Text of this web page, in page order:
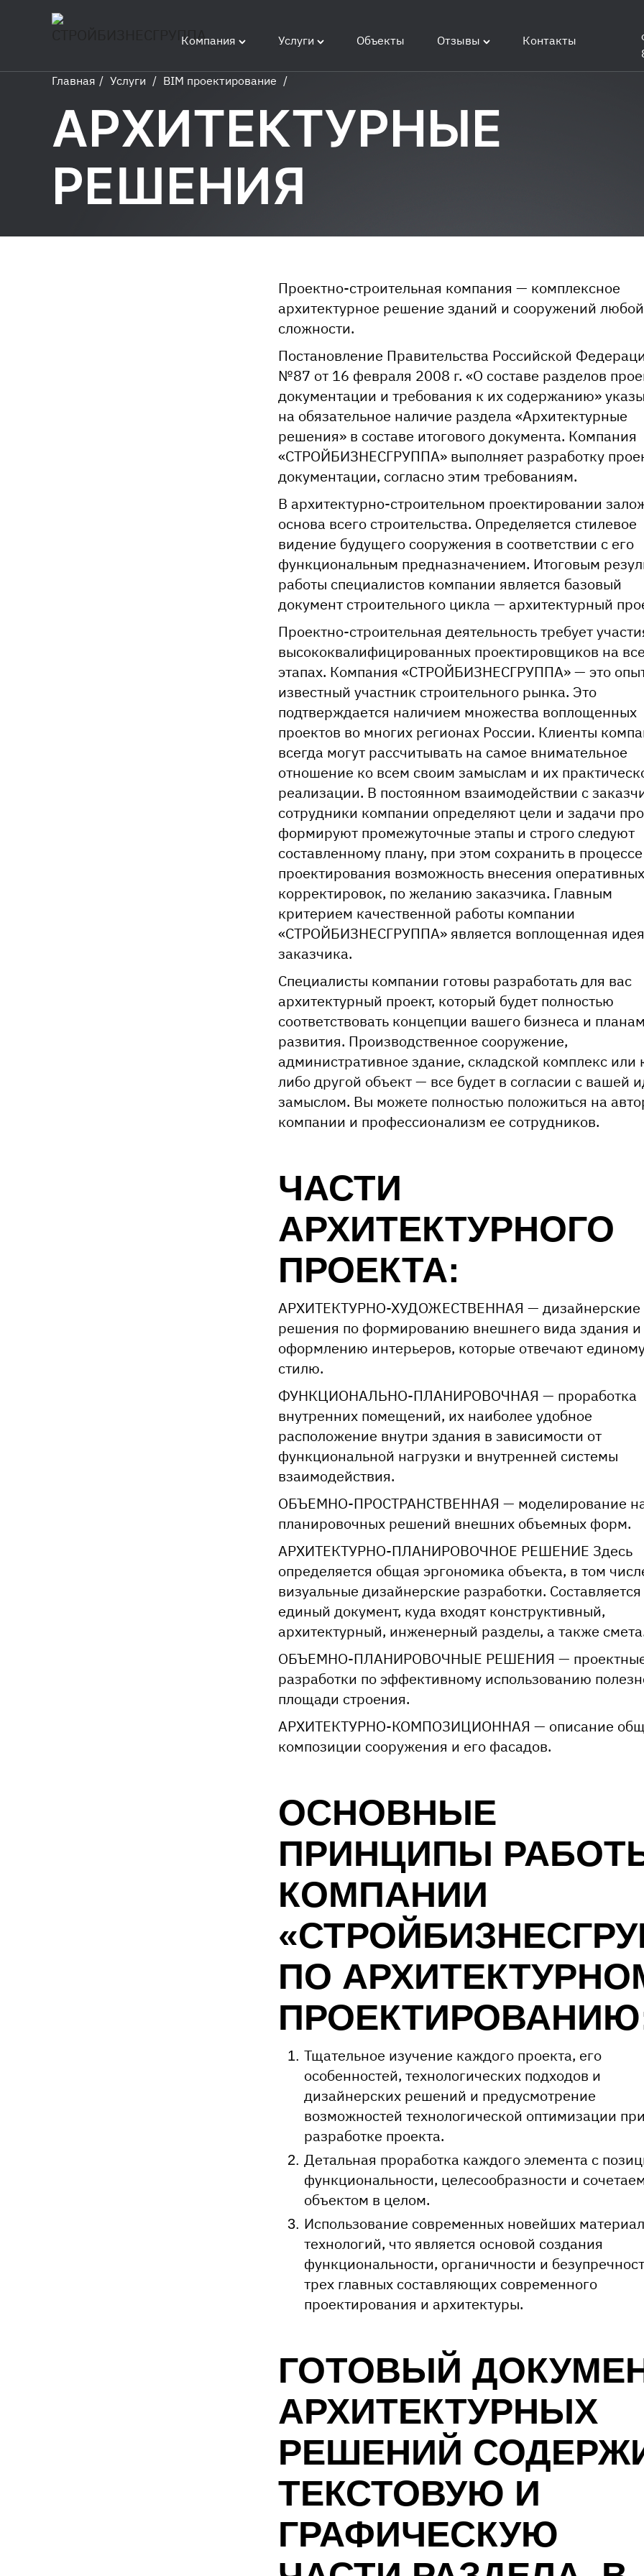
Компания Услуги Объекты Отзывы Контакты
Главная / Услуги / BIM проектирование /
решения
АРХИТЕКТУРНЫЕ
РЕШЕНИЯ
Проектно-строительная компания — комплексное
архитектурное решение зданий и сооружений любой
сложности.
Постановление Правительства Российской
№87 от 16 февраля 2008 г. «О составе разделов
документации и требования к их содержанию»
на обязательное наличие раздела «Архитектурные
решения» в составе итогового документа. Компания
«СТРОЙБИЗНЕСГРУППА» выполняет разработку
документации, согласно этим требованиям.
В архитектурно-строительном проектировании
основа всего строительства. Определяется стилевое
видение будущего сооружения в соответствии с его
функциональным предназначением. Итоговым
работы специалистов компании является базовый
документ строительного цикла — архитектурный
Проектно-строительная деятельность требует
высококвалифицированных проектировщиков на
этапах. Компания «СТРОЙБИЗНЕСГРУППА» — это
известный участник строительного рынка. Это
подтверждается наличием множества воплощенных
проектов во многих регионах России. Клиенты
всегда могут рассчитывать на самое внимательное
отношение ко всем своим замыслам и их
реализации. В постоянном взаимодействии с
сотрудники компании определяют цели и задачи
формируют промежуточные этапы и строго следуют
составленному плану, при этом сохранить в процессе
проектирования возможность внесения оперативных
корректировок, по желанию заказчика. Главным
критерием качественной работы компании
«СТРОЙБИЗНЕСГРУППА» является воплощенная идея
заказчика.
Специалисты компании готовы разработать для вас
архитектурный проект, который будет полностью
соответствовать концепции вашего бизнеса и
развития. Производственное сооружение,
административное здание, складской комплекс или
либо другой объект — все будет в согласии с вашей
замыслом. Вы можете полностью положиться на
компании и профессионализм ее сотрудников.
ЧАСТИ
АРХИТЕКТУРНОГО
ПРОЕКТА:
АРХИТЕКТУРНО-ХУДОЖЕСТВЕННАЯ — дизайнерские
решения по формированию внешнего вида здания и
оформлению интерьеров, которые отвечают
стилю.
ФУНКЦИОНАЛЬНО-ПЛАНИРОВОЧНАЯ — проработка
внутренних помещений, их наиболее удобное
расположение внутри здания в зависимости от
функциональной нагрузки и внутренней системы
взаимодействия.
ОБЪЕМНО-ПРОСТРАНСТВЕННАЯ — моделирование
планировочных решений внешних объемных форм.
АРХИТЕКТУРНО-ПЛАНИРОВОЧНОЕ РЕШЕНИЕ Здесь
определяется общая эргономика объекта, в том
визуальные дизайнерские разработки. Составляется
единый документ, куда входят конструктивный,
архитектурный, инженерный разделы, а также
ОБЪЕМНО-ПЛАНИРОВОЧНЫЕ РЕШЕНИЯ —
разработки по эффективному использованию
площади строения.
АРХИТЕКТУРНО-КОМПОЗИЦИОННАЯ — описание
композиции сооружения и его фасадов.
ОСНОВНЫЕ
ПРИНЦИПЫ
КОМПАНИИ
ПО
Тщательное изучение каждого проекта, его
особенностей, технологических подходов и
дизайнерских решений и предусмотрение
возможностей технологической оптимизации при
разработке проекта.
Детальная проработка каждого элемента с
функциональности, целесообразности и
объектом в целом.
Использование современных новейших
технологий, что является основой создания
функциональности, органичности и
трех главных составляющих современного
проектирования и архитектуры.
ГОТОВЫЙ
АРХИТЕКТУРНЫХ
РЕШЕНИЙ
ТЕКСТОВУЮ И
ГРАФИЧЕСКУЮ